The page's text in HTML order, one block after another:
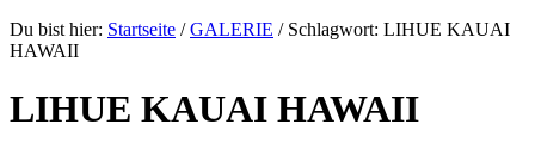
Du bist hier: Startseite / GALERIE / Schlagwort: LIHUE KAUAI
HAWAII
LIHUE KAUAI HAWAII